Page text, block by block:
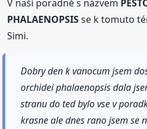
V naší poradně s názvem
PHALAENOPSISse k tomuto
Simi.
Dobry den k vanocum jsem
orchidei phalaenopsis dala
stranu do ted bylo vse v
krasne ale dnes rano jsem se